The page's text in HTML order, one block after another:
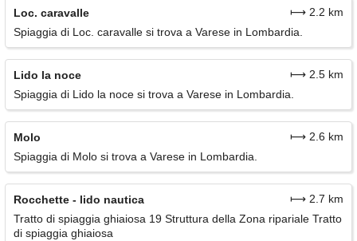
Loc. caravalle
⟼ 2.2 km
Spiaggia di Loc. caravalle si trova a Varese in Lombardia.
Lido la noce
⟼ 2.5 km
Spiaggia di Lido la noce si trova a Varese in Lombardia.
Molo
⟼ 2.6 km
Spiaggia di Molo si trova a Varese in Lombardia.
Rocchette - lido nautica
⟼ 2.7 km
Tratto di spiaggia ghiaiosa 19 Struttura della Zona ripariale Tratto
di spiaggia ghiaiosa